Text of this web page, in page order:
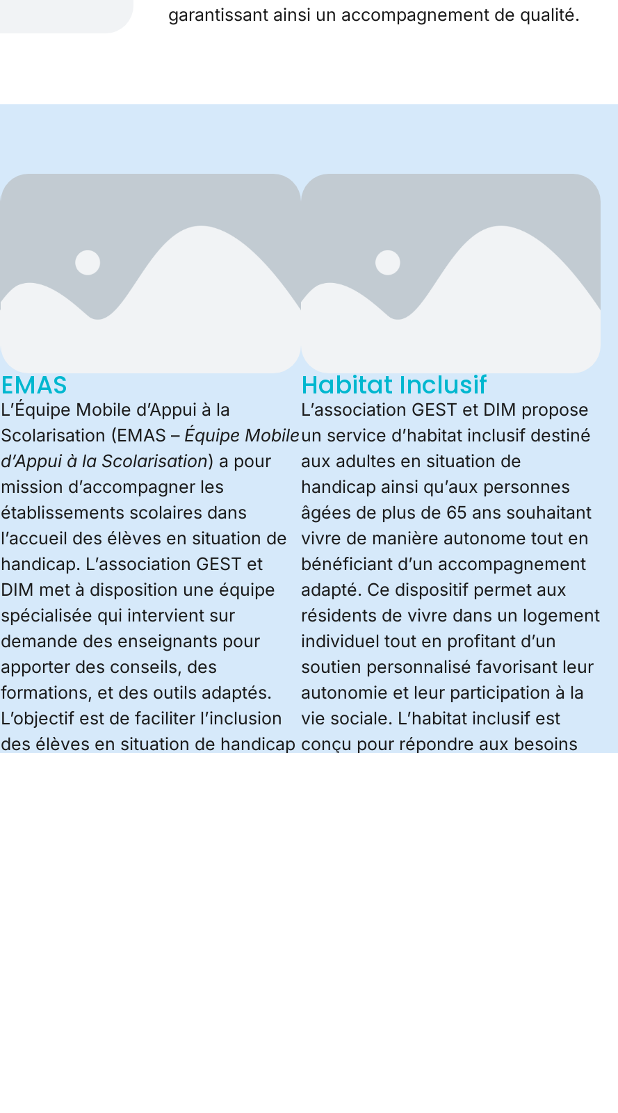
garantissant ainsi un accompagnement de qualité.
EMAS
L’Équipe Mobile d’Appui à la
Scolarisation (EMAS – Équipe Mobile
d’Appui à la Scolarisation) a pour
mission d’accompagner les
établissements scolaires dans
l’accueil des élèves en situation de
handicap. L’association GEST et
DIM met à disposition une équipe
spécialisée qui intervient sur
demande des enseignants pour
apporter des conseils, des
formations, et des outils adaptés.
L’objectif est de faciliter l’inclusion
des élèves en situation de handicap
Habitat Inclusif
L’association GEST et DIM propose
un service d’habitat inclusif destiné
aux adultes en situation de
handicap ainsi qu’aux personnes
âgées de plus de 65 ans souhaitant
vivre de manière autonome tout en
bénéficiant d’un accompagnement
adapté. Ce dispositif permet aux
résidents de vivre dans un logement
individuel tout en profitant d’un
soutien personnalisé favorisant leur
autonomie et leur participation à la
vie sociale. L’habitat inclusif est
conçu pour répondre aux besoins